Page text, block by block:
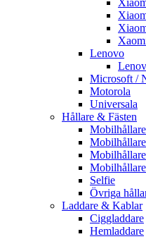
Lenovo
Microsoft /
Motorola
Universala
Hållare & Fästen
Selfie
Övriga
Laddare & Kablar
Ciggladdare
Hemladdare